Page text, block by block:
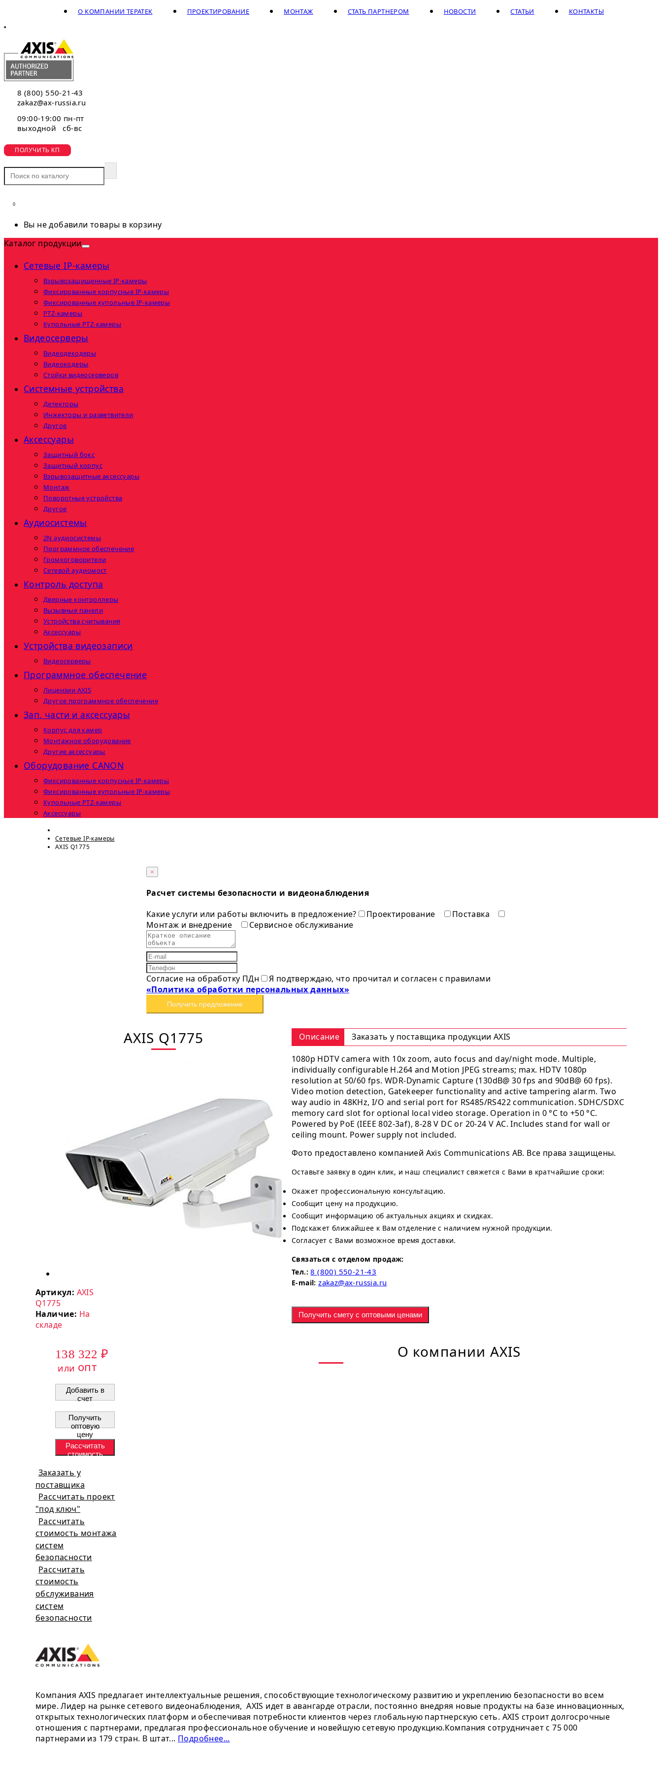
КОНТАКТЫ
СТАТЬИ
НОВОСТИ
СТАТЬ ПАРТНЕРОМ
МОНТАЖ
ПРОЕКТИРОВАНИЕ
О КОМПАНИИ ТЕРАТЕК
8 (800) 550-21-43
zakaz@ax-russia.ru
09:00-19:00 пн-пт
выходной сб-вс
ПОЛУЧИТЬ КП
0
Вы не добавили товары в корзину
Каталог продукции
Сетевые IP-камеры
Взрывозащищенные IP-камеры
Фиксированные корпусные IP-камеры
Фиксированные купольные IP-камеры
PTZ-камеры
Купольные PTZ-камеры
Видеосерверы
Видеодекодеры
Видеокодеры
Стойки видеосерверов
Системные устройства
Детекторы
Инжекторы и разветвители
Другое
Аксессуары
Защитный бокс
Защитный корпус
Взрывозащитные аксессуары
Монтаж
Поворотные устройства
Другое
Аудиосистемы
2N аудиосистемы
Программное обеспечение
Громкоговорители
Сетевой аудиомост
Контроль доступа
Дверные контроллеры
Вызывные панели
Устройства считывания
Аксессуары
Устройства видеозаписи
Видеосерверы
Программное обеспечение
Лицензии AXIS
Другое программное обеспечение
Зап. части и аксессуары
Корпус для камер
Монтажное оборудование
Другие аксессуары
Оборудование CANON
Фиксированные корпусные IP-камеры
Фиксированные купольные IP-камеры
Купольные PTZ-камеры
Аксессуары
Сетевые IP-камеры
AXIS Q1775
×
Расчет системы безопасности и видеонаблюдения
Какие услуги или работы включить в предложение?
Проектирование
Поставка
Монтаж и внедрение
Сервисное обслуживание
Согласие на обработку ПДн
Я подтверждаю, что прочитал и согласен с правилами
«Политика обработки персональных данных»
Получить предложение
AXIS Q1775
Артикул: AXIS
Q1775
Наличие: На
складе
138 322 ₽
или опт
Добавить в
счет
Получить
оптовую
цену
Рассчитать
стоимость
Заказать у
поставщика
Рассчитать проект
"под ключ"
Рассчитать
стоимость монтажа
систем
безопасности
Рассчитать
стоимость
обслуживания
систем
безопасности
Описание Заказать у поставщика продукции AXIS
1080p HDTV camera with 10x zoom, auto focus and day/night mode. Multiple,
individually configurable H.264 and Motion JPEG streams; max. HDTV 1080p
resolution at 50/60 fps. WDR-Dynamic Capture (130dB@ 30 fps and 90dB@ 60 fps).
Video motion detection, Gatekeeper functionality and active tampering alarm. Two
way audio in 48KHz, I/O and serial port for RS485/RS422 communication. SDHC/SDXC
memory card slot for optional local video storage. Operation in 0 °C to +50 °C.
Powered by PoE (IEEE 802-3af), 8-28 V DC or 20-24 V AC. Includes stand for wall or
ceiling mount. Power supply not included.
Фото предоставлено компанией Axis Communications AB. Все права защищены.
Оставьте заявку в один клик, и наш специалист свяжется с Вами в кратчайшие сроки:
Окажет профессиональную консультацию.
Сообщит цену на продукцию.
Сообщит информацию об актуальных акциях и скидках.
Подскажет ближайшее к Вам отделение с наличием нужной продукции.
Согласует с Вами возможное время доставки.
Связаться с отделом продаж:
Тел.: 8 (800) 550-21-43
E-mail: zakaz@ax-russia.ru
Получить смету с оптовыми ценами
О компании AXIS
Компания AXIS предлагает интеллектуальные решения, способствующие технологическому развитию и укреплению безопасности во всем
мире. Лидер на рынке сетевого видеонаблюдения, AXIS идет в авангарде отрасли, постоянно внедряя новые продукты на базе инновационных,
открытых технологических платформ и обеспечивая потребности клиентов через глобальную партнерскую сеть. AXIS строит долгосрочные
отношения с партнерами, предлагая профессиональное обучение и новейшую сетевую продукцию.Компания сотрудничает с 75 000
партнерами из 179 стран. В штат... Подробнее...